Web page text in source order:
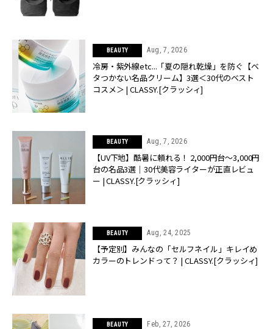
BEAUTY Aug, 7, 2026
冷房・紫外線etc...「夏の隠れ乾燥」を防ぐ【ベ
タつかない名品クリーム】3選＜30代のベスト
コスメ＞ | CLASSY.[クラッシィ]
BEAUTY Aug, 7, 2026
【UV下地】酷暑に頼れる！ 2,000円台〜3,000円
台の名品3選｜30代美容ライターが正直レビュ
ー | CLASSY.[クラッシィ]
BEAUTY Aug, 24, 2025
【予定別】みんなの「セルフネイル」キレイめ
カラーのトレンドって？ | CLASSY.[クラッシィ]
BEAUTY Feb, 27, 2026